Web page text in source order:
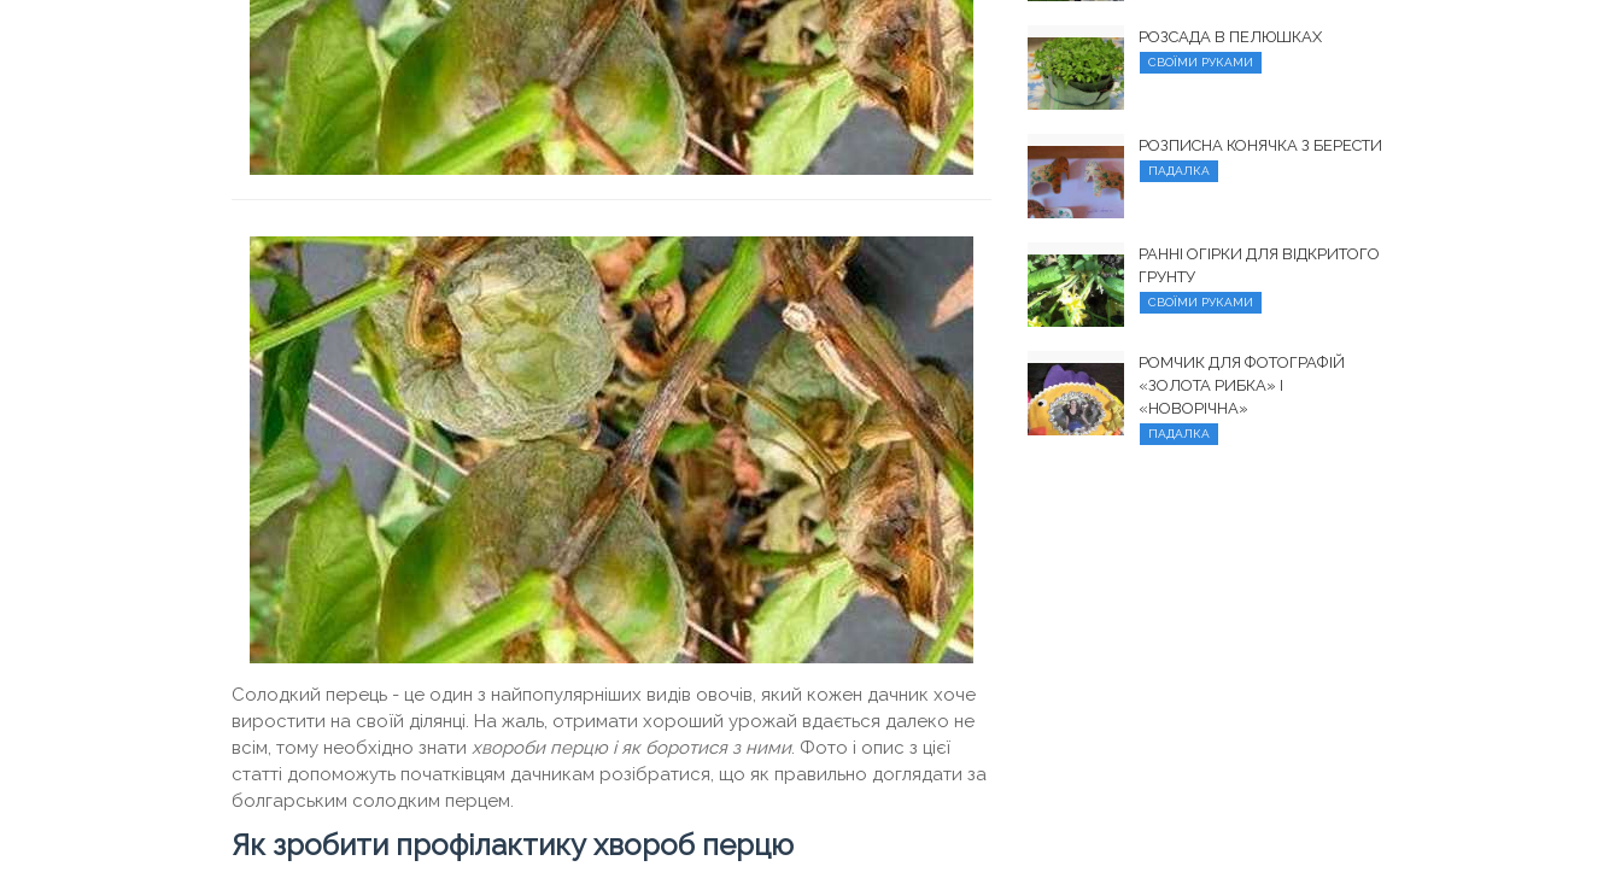
Солодкий перець - це один з найпопулярніших видів овочів, який кожен дачник хоче
виростити на своїй ділянці. На жаль, отримати хороший урожай вдається далеко не
всім, тому необхідно знати хвороби перцю і як боротися з ними. Фото і опис з цієї
статті допоможуть початківцям дачникам розібратися, що як правильно доглядати за
болгарським солодким перцем.
Як зробити профілактику хвороб перцю
РОЗСАДА В ПЕЛЮШКАХ
СВОЇМИ РУКАМИ
РОЗПИСНА КОНЯЧКА З БЕРЕСТИ
ПАДАЛКА
РАННІ ОГІРКИ ДЛЯ ВІДКРИТОГО
ГРУНТУ
СВОЇМИ РУКАМИ
РОМЧИК ДЛЯ ФОТОГРАФІЙ
«ЗОЛОТА РИБКА» І
«НОВОРІЧНА»
ПАДАЛКА